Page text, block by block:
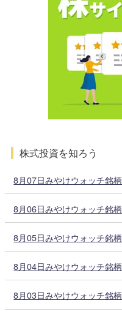
株式投資を知ろう
8月07日みやけウォッチ銘柄
8月06日みやけウォッチ銘柄
8月05日みやけウォッチ銘柄
8月04日みやけウォッチ銘柄
8月03日みやけウォッチ銘柄